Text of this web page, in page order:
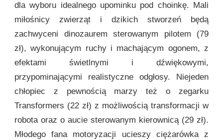
dla wyboru idealnego upominku pod choinkę. Mali
miłośnicy zwierząt i dzikich stworzeń będą
zachwyceni dinozaurem sterowanym pilotem (79
zł), wykonującym ruchy i machającym ogonem, z
efektami świetlnymi i dźwiękowymi,
przypominającymi realistyczne odgłosy. Niejeden
chłopiec z pewnością marzy też o zegarku
Transformers (22 zł) z możliwością transformacji w
robota oraz o aucie sterowanym kierownicą (29 zł).
Młodego fana motoryzacji ucieszy ciężarówka z